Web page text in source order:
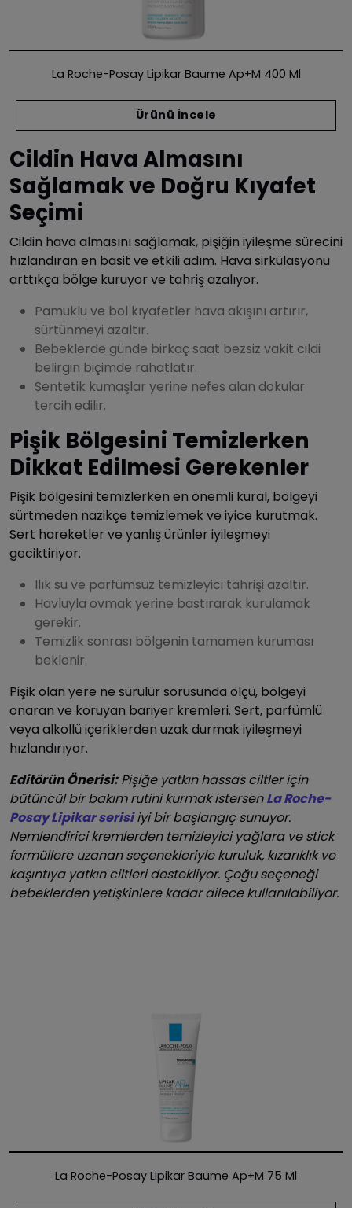
La Roche-Posay Lipikar Baume Ap+m 400 Ml
Ürünü İncele
Cildin Hava Almasını
Sağlamak ve Doğru Kıyafet
Seçimi
Cildin hava almasını sağlamak, pişiğin iyileşme sürecini
hızlandıran en basit ve etkili adım. Hava sirkülasyonu
arttıkça bölge kuruyor ve tahriş azalıyor.
Pamuklu ve bol kıyafetler hava akışını artırır,
sürtünmeyi azaltır.
Bebeklerde günde birkaç saat bezsiz vakit cildi
belirgin biçimde rahatlatır.
Sentetik kumaşlar yerine nefes alan dokular
tercih edilir.
Pişik Bölgesini Temizlerken
Dikkat Edilmesi Gerekenler
Pişik bölgesini temizlerken en önemli kural, bölgeyi
sürtmeden nazikçe temizlemek ve iyice kurutmak.
Sert hareketler ve yanlış ürünler iyileşmeyi
geciktiriyor.
Ilık su ve parfümsüz temizleyici tahrişi azaltır.
Havluyla ovmak yerine bastırarak kurulamak
gerekir.
Temizlik sonrası bölgenin tamamen kuruması
beklenir.
Pişik olan yere ne sürülür sorusunda ölçü, bölgeyi
onaran ve koruyan bariyer kremleri. Sert, parfümlü
veya alkollü içeriklerden uzak durmak iyileşmeyi
hızlandırıyor.
Editörün Önerisi: Pişiğe yatkın hassas ciltler için
bütüncül bir bakım rutini kurmak istersen La Roche-
Posay Lipikar serisi iyi bir başlangıç sunuyor.
Nemlendirici kremlerden temizleyici yağlara ve stick
formüllere uzanan seçenekleriyle kuruluk, kızarıklık ve
kaşıntıya yatkın ciltleri destekliyor. Çoğu seçeneği
bebeklerden yetişkinlere kadar ailece kullanılabiliyor.
La Roche-Posay Lipikar Baume Ap+m 75 Ml